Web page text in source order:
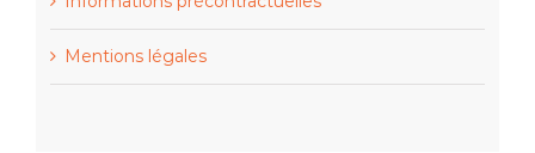
Mentions légales